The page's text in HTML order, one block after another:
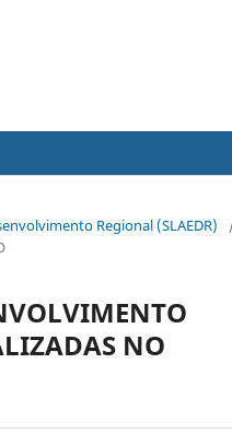
Regional (SLAEDR)
NO